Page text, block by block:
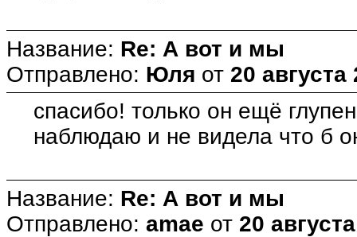
Название: Re: А вот и мы
Отправлено: Юля от 20
спасибо! только он ещё
наблюдаю и не видела что б
Название: Re: А вот и мы
Отправлено: amae от 20